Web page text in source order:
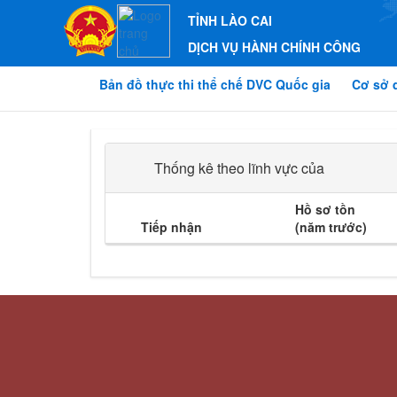
TỈNH LÀO CAI
DỊCH VỤ HÀNH CHÍNH CÔNG
Bản đồ thực thi thể chế DVC Quốc gia Cơ sở
Thống kê theo lĩnh vực của
Tiếp nhận
Hồ sơ tồn
(năm trước)